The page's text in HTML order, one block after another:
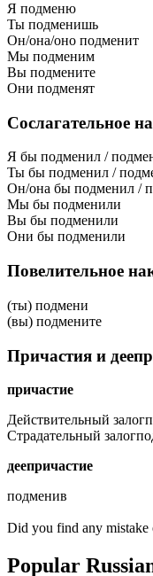
Я подменю
Ты подменишь
Он/она/оно подменит
Мы подменим
Вы подмените
Они подменят
Сослагательное
Я бы подменил /
Ты бы подменил /
Он/она бы подменил /
Мы бы подменили
Вы бы подменили
Они бы подменили
Повелительное
(ты) подмени
(вы) подмените
Причастия и
причастие
Действительный залог
Страдательный залог
деепричастие
подменив
Did you find any mistake
Popular